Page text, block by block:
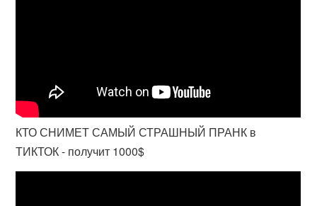
КТО СНИМЕТ САМЫЙ СТРАШНЫЙ ПРАНК в
ТИКТОК - получит 1000$